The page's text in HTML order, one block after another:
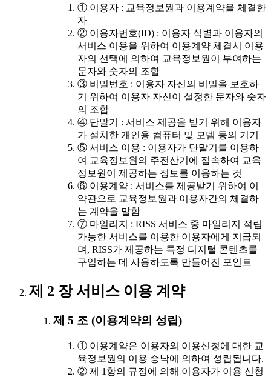
① 이용자 : 교육정보원과 이용계약을 체결한
자
② 이용자번호(ID) : 이용자 식별과 이용자의
서비스 이용을 위하여 이용계약 체결시 이용
자의 선택에 의하여 교육정보원이 부여하는
문자와 숫자의 조합
③ 비밀번호 : 이용자 자신의 비밀을 보호하
기 위하여 이용자 자신이 설정한 문자와 숫자
의 조합
④ 단말기 : 서비스 제공을 받기 위해 이용자
가 설치한 개인용 컴퓨터 및 모뎀 등의 기기
⑤ 서비스 이용 : 이용자가 단말기를 이용하
여 교육정보원의 주전산기에 접속하여 교육
정보원이 제공하는 정보를 이용하는 것
⑥ 이용계약 : 서비스를 제공받기 위하여 이
약관으로 교육정보원과 이용자간의 체결하
는 계약을 말함
⑦ 마일리지 : RISS 서비스 중 마일리지 적립
가능한 서비스를 이용한 이용자에게 지급되
며, RISS가 제공하는 특정 디지털 콘텐츠를
구입하는 데 사용하도록 만들어진 포인트
제 2 장 서비스 이용 계약
제 5 조 (이용계약의 성립)
① 이용계약은 이용자의 이용신청에 대한 교
육정보원의 이용 승낙에 의하여 성립됩니다.
② 제 1항의 규정에 의해 이용자가 이용 신청